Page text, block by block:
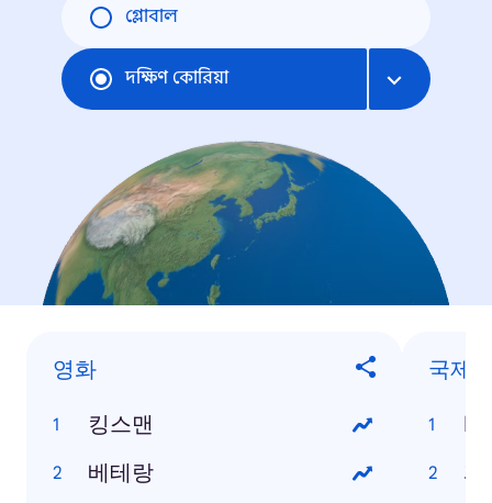
গ্লোবাল
দক্ষিণ কোরিয়া
영화
킹스맨
베테랑
국제
IS
파